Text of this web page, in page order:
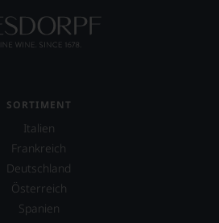
SORTIMENT
Italien
Frankreich
Deutschland
Österreich
Spanien